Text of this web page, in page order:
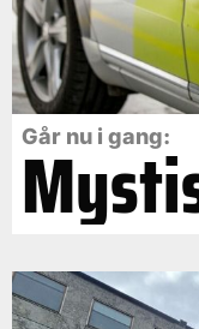
Går nu i gang: